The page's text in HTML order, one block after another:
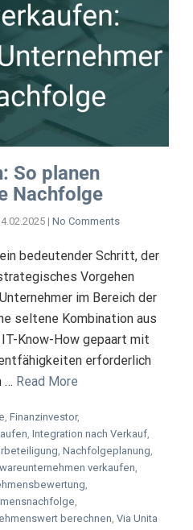
So planen
Nachfolge
| No Comments
bedeutender Schritt, der
Vorgehen
im Bereich der
seltene Kombination aus
Know-How gepaart mit
erforderlich
… Read More
Finanzinvestor,
Integration nach Verkauf
Nachfolgeplanung
verkaufen
berechnen Via Unita